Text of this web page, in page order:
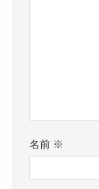
名前 ※